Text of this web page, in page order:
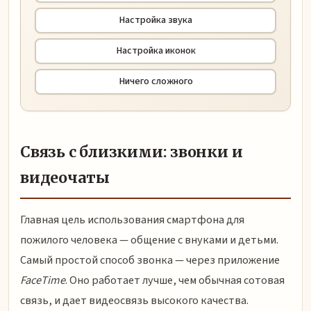
Настройка звука
Настройка иконок
Ничего сложного
Связь с близкими: звонки и
видеочаты
Главная цель использования смартфона для
пожилого человека — общение с внуками и детьми.
Самый простой способ звонка — через приложение
FaceTime. Оно работает лучше, чем обычная сотовая
связь, и дает видеосвязь высокого качества.